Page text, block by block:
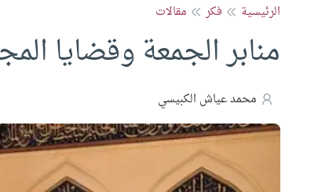
الرئيسية فكر مقالات
منابر الجمعة وقضايا
محمد عياش الكبيسي